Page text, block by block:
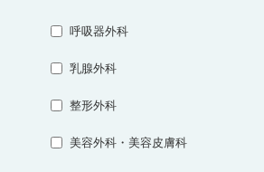
呼吸器外科
乳腺外科
整形外科
美容外科・美容皮膚科